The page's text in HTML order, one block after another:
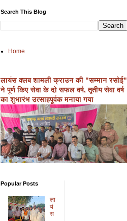
Search This Blog
Home
लायंस क्लब शामली क्राउन की "सम्मान रसोई"
ने पूर्ण किए सेवा के दो सफल वर्ष, तृतीय सेवा वर्ष
का शुभारंभ उत्साहपूर्वक मनाया गया
Popular Posts
ला
यं
स